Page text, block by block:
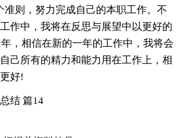
准则，努力完成自己的本职工作。不
作中，我将在反思与展望中以更好的
，相信在新的一年的工作中，我将会
己所有的精力和能力用在工作上，相
好!
结 篇14